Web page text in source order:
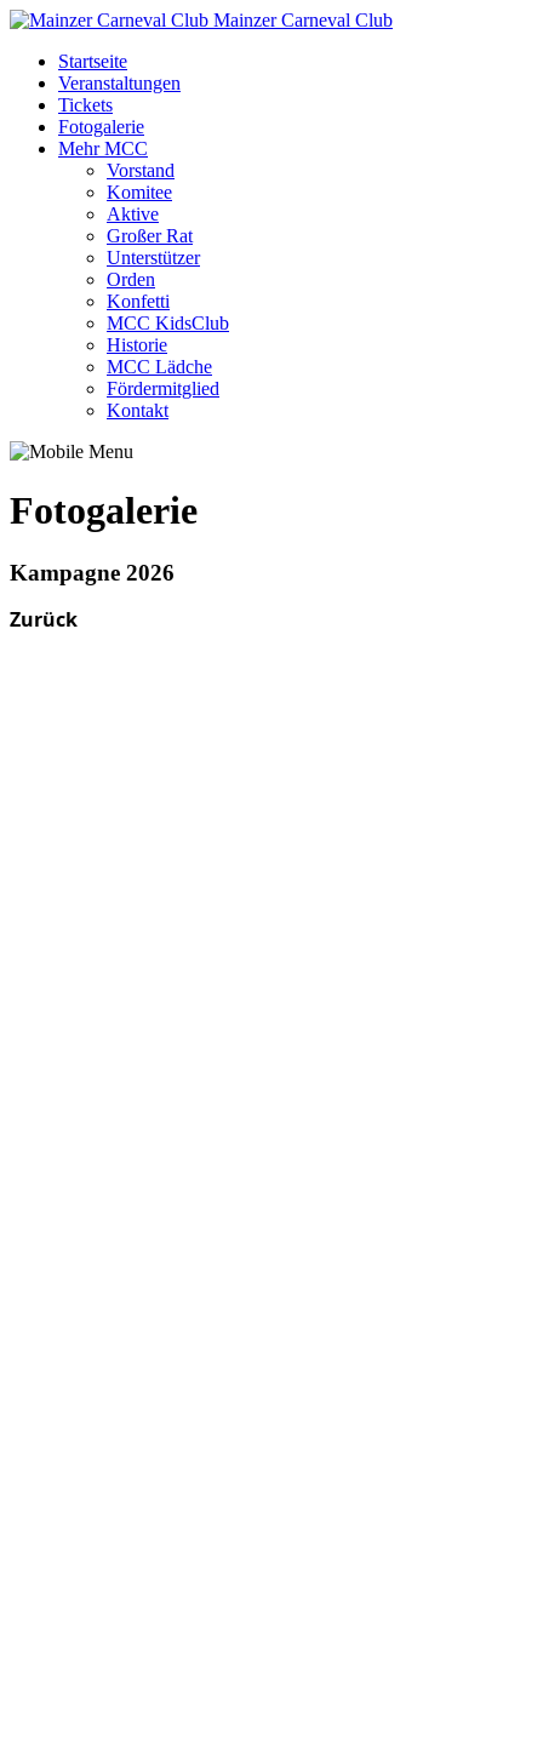
Mainzer Carneval Club
Startseite
Veranstaltungen
Tickets
Fotogalerie
Mehr MCC
Vorstand
Komitee
Aktive
Großer Rat
Unterstützer
Orden
Konfetti
MCC KidsClub
Historie
MCC Lädche
Fördermitglied
Kontakt
Fotogalerie
Kampagne 2026
Zurück